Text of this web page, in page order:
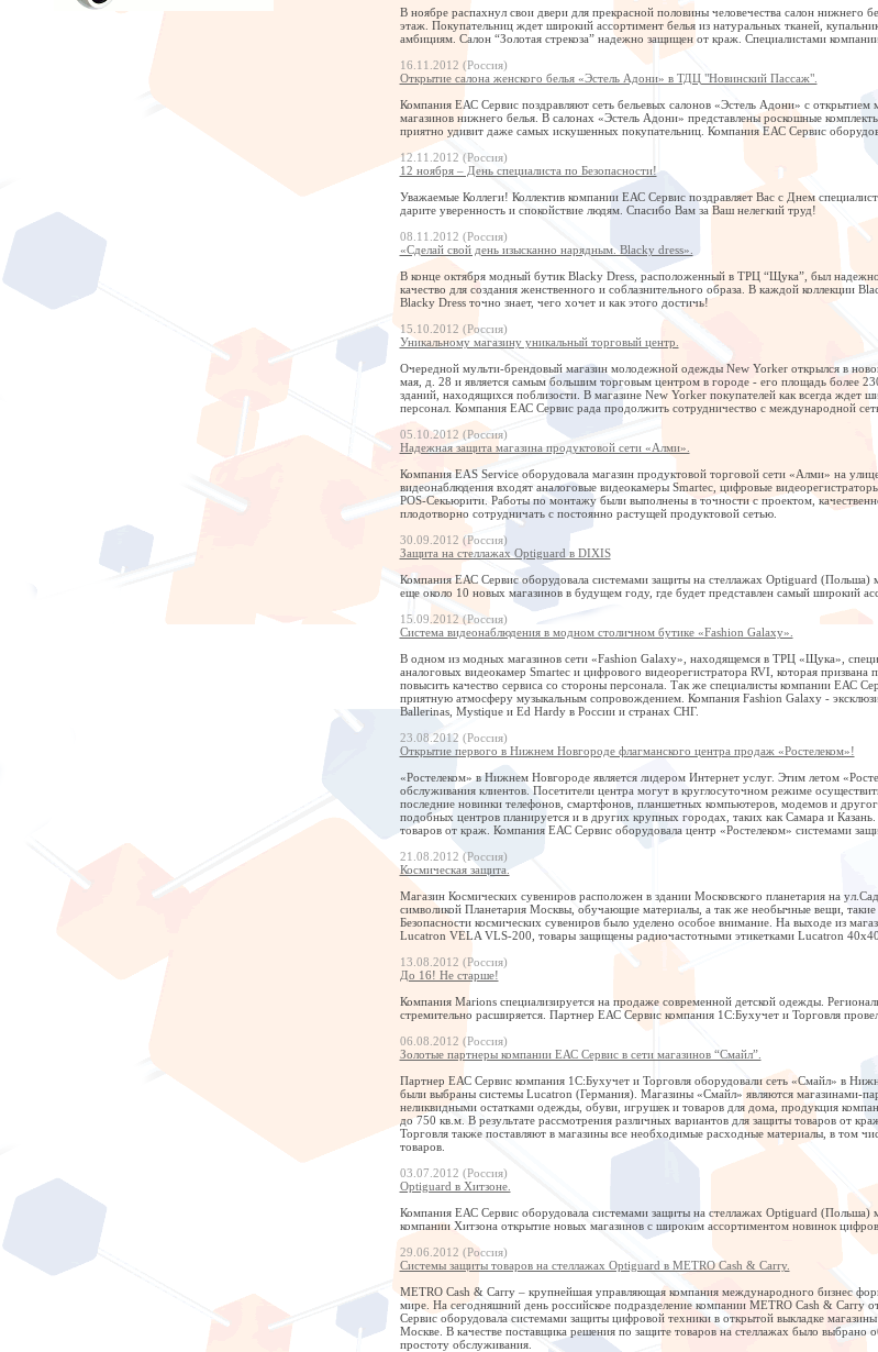
В ноябре распахнул свои двери для прекрасной половины человечества салон нижнего
этаж. Покупательниц ждет широкий ассортимент белья из натуральных тканей,
амбициям. Салон “Золотая стрекоза” надежно защищен от краж. Специалистами
16.11.2012 (Россия)
Открытие салона женского белья «Эстель Адони» в ТДЦ "Новинский Пассаж".
Компания ЕАС Сервис поздравляют сеть бельевых салонов «Эстель Адони» с
магазинов нижнего белья. В салонах «Эстель Адони» представлены роскошные
приятно удивит даже самых искушенных покупательниц. Компания ЕАС Сервис
12.11.2012 (Россия)
12 ноября – День специалиста по Безопасности!
Уважаемые Коллеги! Коллектив компании ЕАС Сервис поздравляет Вас с Днем
дарите уверенность и спокойствие людям. Спасибо Вам за Ваш нелегкий труд!
08.11.2012 (Россия)
«Сделай свой день изысканно нарядным. Blacky dress».
В конце октября модный бутик Blacky Dress, расположенный в ТРЦ “Щука”, был
качество для создания женственного и соблазнительного образа. В каждой коллекции
Blacky Dress точно знает, чего хочет и как этого достичь!
15.10.2012 (Россия)
Уникальному магазину уникальный торговый центр.
Очередной мульти-брендовый магазин молодежной одежды New Yorker открылся в
мая, д. 28 и является самым большим торговым центром в городе - его площадь более
зданий, находящихся поблизости. В магазине New Yorker покупателей как всегда
персонал. Компания ЕАС Сервис рада продолжить сотрудничество с международной
05.10.2012 (Россия)
Надежная защита магазина продуктовой сети «Алми».
Компания EAS Service оборудовала магазин продуктовой торговой сети «Алми» на
видеонаблюдения входят аналоговые видеокамеры Smartec, цифровые
POS-Секьюрити. Работы по монтажу были выполнены в точности с проектом,
плодотворно сотрудничать с постоянно растущей продуктовой сетью.
30.09.2012 (Россия)
Защита на стеллажах Optiguard в DIXIS
Компания ЕАС Сервис оборудовала системами защиты на стеллажах Optiguard (Польша)
еще около 10 новых магазинов в будущем году, где будет представлен самый широкий
15.09.2012 (Россия)
Система видеонаблюдения в модном столичном бутике «Fashion Galaxy».
В одном из модных магазинов сети «Fashion Galaxy», находящемся в ТРЦ «Щука»,
аналоговых видеокамер Smartec и цифрового видеорегистратора RVI, которая
повысить качество сервиса со стороны персонала. Так же специалисты компании ЕАС
приятную атмосферу музыкальным сопровождением. Компания Fashion Galaxy -
Ballerinas, Mystique и Ed Hardy в России и странах СНГ.
23.08.2012 (Россия)
Открытие первого в Нижнем Новгороде флагманского центра продаж «Ростелеком»!
«Ростелеком» в Нижнем Новгороде является лидером Интернет услуг. Этим летом
обслуживания клиентов. Посетители центра могут в круглосуточном режиме
последние новинки телефонов, смартфонов, планшетных компьютеров, модемов и
подобных центров планируется и в других крупных городах, таких как Самара и
товаров от краж. Компания ЕАС Сервис оборудовала центр «Ростелеком» системами
21.08.2012 (Россия)
Космическая защита.
Магазин Космических сувениров расположен в здании Московского планетария на
символикой Планетария Москвы, обучающие материалы, а так же необычные вещи,
Безопасности космических сувениров было уделено особое внимание. На выходе из
Lucatron VELA VLS-200, товары защищены радиочастотными этикетками Lucatron 40х40.
13.08.2012 (Россия)
До 16! Не старше!
Компания Marions специализируется на продаже современной детской одежды.
стремительно расширяется. Партнер ЕАС Сервис компания 1С:Бухучет и Торговля
06.08.2012 (Россия)
Золотые партнеры компании ЕАС Сервис в сети магазинов “Смайл”.
Партнер ЕАС Сервис компания 1С:Бухучет и Торговля оборудовали сеть «Смайл» в
были выбраны системы Lucatron (Германия). Магазины «Смайл» являются магазинами-
неликвидными остатками одежды, обуви, игрушек и товаров для дома, продукция
до 750 кв.м. В результате рассмотрения различных вариантов для защиты товаров от
Торговля также поставляют в магазины все необходимые расходные материалы, в том
товаров.
03.07.2012 (Россия)
Optiguard в Хитзоне.
Компания ЕАС Сервис оборудовала системами защиты на стеллажах Optiguard
компании Хитзона открытие новых магазинов с широким ассортиментом новинок
29.06.2012 (Россия)
Системы защиты товаров на стеллажах Optiguard в METRO Cash & Carry.
METRO Cash & Carry – крупнейшая управляющая компания международного бизнес
мире. На сегодняшний день российское подразделение компании METRO Cash &
Сервис оборудовала системами защиты цифровой техники в открытой выкладке
Москве. В качестве поставщика решения по защите товаров на стеллажах было
простоту обслуживания.